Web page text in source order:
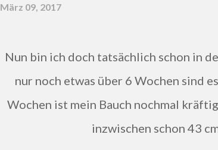
März 09, 2017
Nun bin ich doch tatsächlich schon in der 34. Schwangerschaftswoche - das heißt
nur noch etwas über 6 Wochen sind
Wochen ist mein Bauch nochmal
inzwischen schon 43